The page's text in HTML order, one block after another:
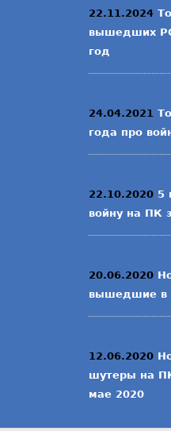
22.11.2024
вышедших
год
24.04.2021
года про
22.10.2020 5
войну на ПК
20.06.2020
вышедшие в
12.06.2020
шутеры на
мае 2020